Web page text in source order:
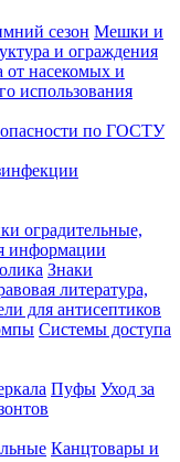
сезон Мешки и
и ограждения
от насекомых и
использования
по ГОСТУ
оградительные,
информации
Знаки
литература,
для антисептиков
Системы доступа
Пуфы Уход за
Канцтовары и